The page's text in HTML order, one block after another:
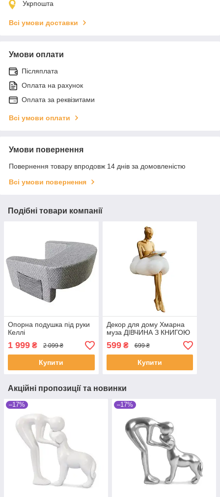
Укрпошта
Всі умови доставки
Умови оплати
Післяплата
Оплата на рахунок
Оплата за реквізитами
Всі умови оплати
Умови повернення
Повернення товару впродовж 14 днів за домовленістю
Всі умови повернення
Подібні товари компанії
Опорна подушка під руки
Келлі
1 999 ₴ 2 099 ₴
Купити
Декор для дому Хмарна
муза ДІВЧИНА З КНИГОЮ
599₴ 699 ₴
Купити
Акційні пропозиції та новинки
–17% –17%